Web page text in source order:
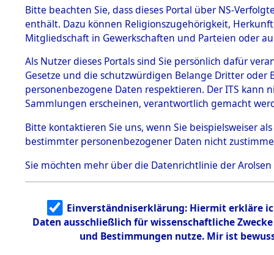
BESTÄNDE
1.
mente
5. Verschiedenes
5.3
Todesmärsche
5.3.1 Alliierte
Erhebungen
zu
Todesmärsch
en
5.3.2
Identifizierun
g
5.3.3
Todesmärsch
Dead -
Branch -
0126
Bitte beachten Sie, dass dieses Portal über NS-
enthält. Dazu können Religionszugehörigkeit,
Mitgliedschaft in Gewerkschaften und Parteien oder
Als Nutzer dieses Portals sind Sie persönlich dafür
Gesetze und die schutzwürdigen Belange Dritter
personenbezogene Daten respektieren. Der ITS
Sammlungen erscheinen, verantwortlich gemacht
Bitte kontaktieren Sie uns, wenn Sie beispielsweiser
bestimmter personenbezogener Daten nicht
Sie möchten mehr über die Datenrichtlinie der Arolsen
Einverständniserklärung: Hiermit erkläre
Daten ausschließlich für wissenschaftliche
und Bestimmungen nutze. Mir ist